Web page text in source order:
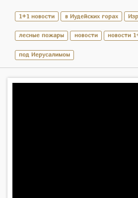
1+1 новости в Иудейских горах
лесные пожары новости новости
под Иерусалимом